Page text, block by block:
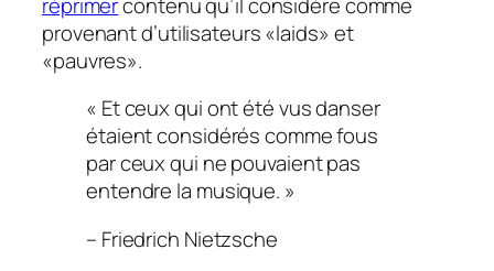
provenant d’utilisateurs «laids» et
«pauvres».
« Et ceux qui ont été vus danser
étaient considérés comme fous
par ceux qui ne pouvaient pas
entendre la musique. »
– Friedrich Nietzsche